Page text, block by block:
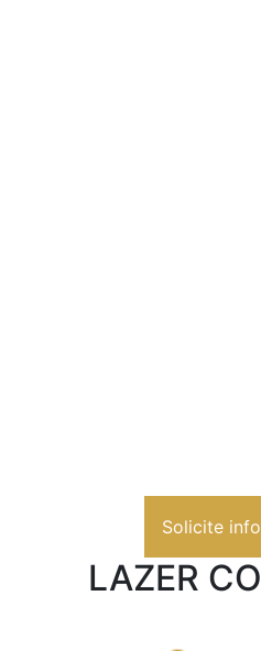
Solicite
LAZER